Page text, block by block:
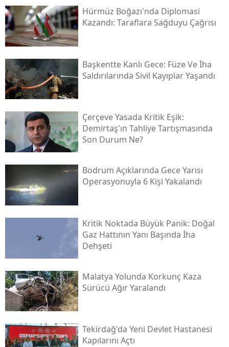
Hürmüz Boğazı'nda Diplomasi
Kazandı: Taraflara Sağduyu Çağrısı
Başkentte Kanlı Gece: Füze Ve İha
Saldırılarında Sivil Kayıplar Yaşandı
Çerçeve Yasada Kritik Eşik:
Demirtaş'ın Tahliye Tartışmasında
Son Durum Ne?
Bodrum Açıklarında Gece Yarısı
Operasyonuyla 6 Kişi Yakalandı
Kritik Noktada Büyük Panik: Doğal
Gaz Hattının Yanı Başında İha
Dehşeti
Malatya Yolunda Korkunç Kaza
Sürücü Ağır Yaralandı
Tekirdağ'da Yeni Devlet Hastanesi
Kapılarını Açtı